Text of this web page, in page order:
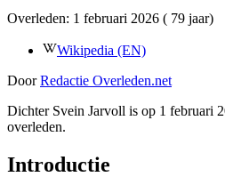
Overleden: 1 februari 2026 ( 79 jaar)
Wikipedia (EN)
Door Redactie Overleden.net
Dichter Svein Jarvoll is op 1 februari
overleden.
Introductie